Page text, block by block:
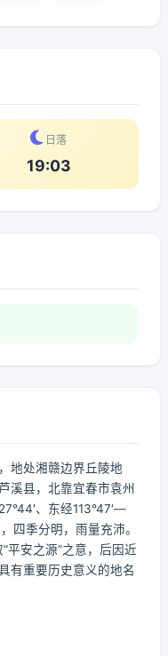
日落
19:03
地处湘赣边界丘陵地
溪县，北靠宜春市袁州
、东经113°47′—
四季分明，雨量充沛。
平安之源”之意，后因近
有重要历史意义的地名